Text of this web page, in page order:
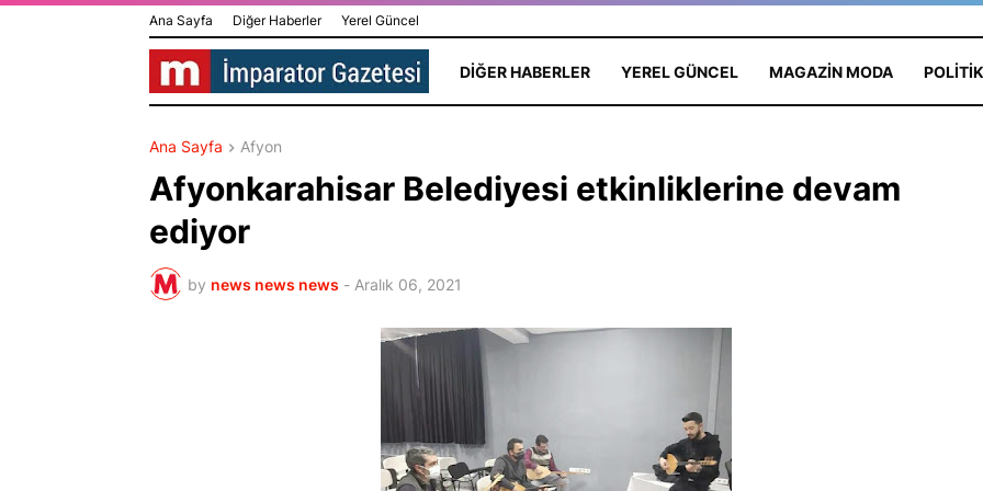
Ana Sayfa Diğer Haberler Yerel Güncel
DIĞER HABERLER YEREL GÜNCEL MAGAZIN MODA
Ana Sayfa Afyon
Afyonkarahisar Belediyesi etkinliklerine devam
ediyor
by news news news - Aralık 06, 2021
Dünya Yıldızı Antalya'da:
Edebiyat ve Psikoloji